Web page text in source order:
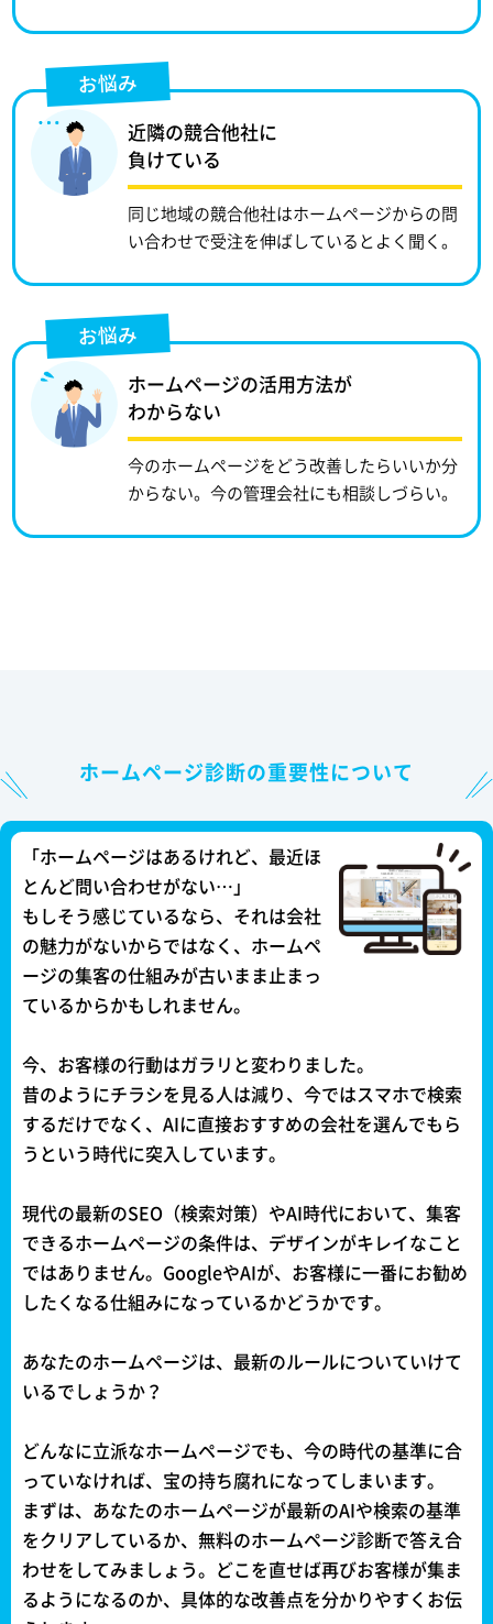
お悩み
近隣の競合他社に
負けている
同じ地域の競合他社はホームページからの問
い合わせで受注を伸ばしているとよく聞く。
お悩み
ホームページの活用方法が
わからない
今のホームページをどう改善したらいいか分
からない。今の管理会社にも相談しづらい。
ホームページ診断の重要性について
「ホームページはあるけれど、最近ほ
とんど問い合わせがない…」
もしそう感じているなら、それは会社
の魅力がないからではなく、ホームペ
ージの集客の仕組みが古いまま止まっ
ているからかもしれません。
今、お客様の行動はガラリと変わりました。
昔のようにチラシを見る人は減り、今ではスマホで検索
するだけでなく、AIに直接おすすめの会社を選んでもら
うという時代に突入しています。
現代の最新のSEO（検索対策）やAI時代において、集客
できるホームページの条件は、デザインがキレイなこと
ではありません。GoogleやAIが、お客様に一番にお勧め
したくなる仕組みになっているかどうかです。
あなたのホームページは、最新のルールについていけて
いるでしょうか？
どんなに立派なホームページでも、今の時代の基準に合
っていなければ、宝の持ち腐れになってしまいます。
まずは、あなたのホームページが最新のAIや検索の基準
をクリアしているか、無料のホームページ診断で答え合
わせをしてみましょう。どこを直せば再びお客様が集ま
るようになるのか、具体的な改善点を分かりやすくお伝